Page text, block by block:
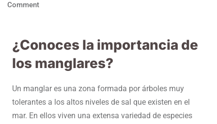
Comment
¿Conoces la importancia de
los manglares?
Un manglar es una zona formada por árboles muy
tolerantes a los altos niveles de sal que existen en el
mar. En ellos viven una extensa variedad de especies